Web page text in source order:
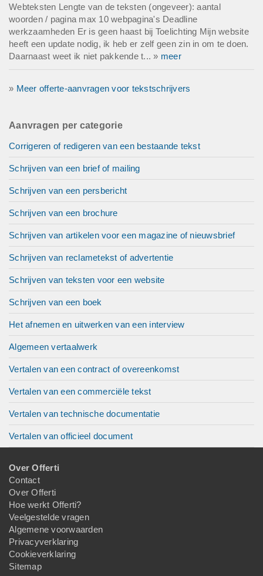
Webteksten Lengte van de teksten (ongeveer): aantal
woorden / pagina max 10 webpagina's Deadline
werkzaamheden Er is geen haast bij Toelichting Mijn website
heeft een update nodig, ik heb er zelf geen zin in om te doen.
Daarnaast weet ik niet pakkende t... » meer
» Meer offerte-aanvragen voor tekstschrijvers
Aanvragen per categorie
Corrigeren of redigeren van een bestaande tekst
Schrijven van een brief of mailing
Schrijven van een persbericht
Schrijven van een brochure
Schrijven van artikelen voor een magazine of nieuwsbrief
Schrijven van reclametekst of advertentie
Schrijven van teksten voor een website
Schrijven van een boek
Het afnemen en uitwerken van een interview
Algemeen vertaalwerk
Vertalen van een contract of overeenkomst
Vertalen van een commerciële tekst
Vertalen van technische documentatie
Vertalen van officieel document
Over Offerti
Contact
Over Offerti
Hoe werkt Offerti?
Veelgestelde vragen
Algemene voorwaarden
Privacyverklaring
Cookieverklaring
Sitemap